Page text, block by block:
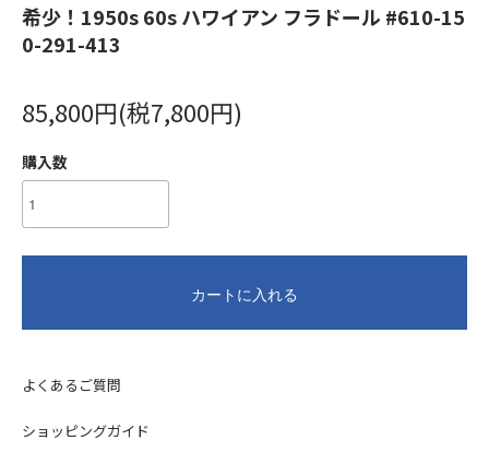
希少！1950s 60s ハワイアン フラドール #610-15
0-291-413
85,800円(税7,800円)
購入数
カートに入れる
よくあるご質問
ショッピングガイド